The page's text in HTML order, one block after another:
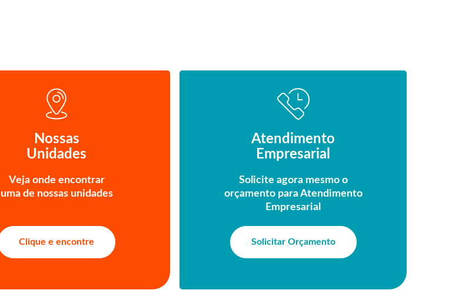
Nossas
Unidades
Veja onde encontrar
uma de nossas unidades
Clique e encontre
Atendimento
Empresarial
Solicite agora mesmo o
orçamento para Atendimento
Empresarial
Solicitar Orçamento